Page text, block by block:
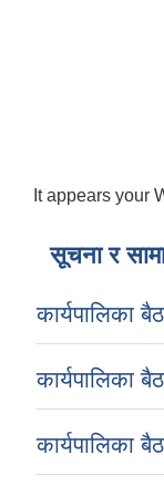
It appears your
सूचना र
कार्यपालिका
कार्यपालिका
कार्यपालिका